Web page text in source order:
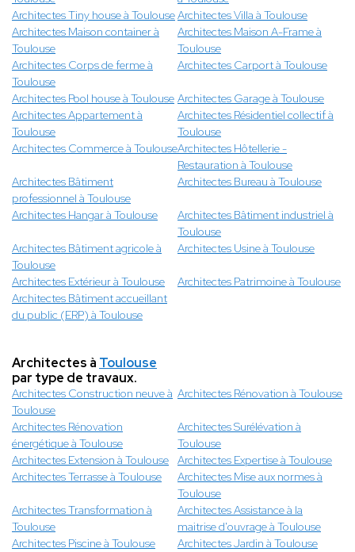
Architectes Tiny house à ToulouseArchitectes Villa à Toulouse
Architectes Maison container à
Toulouse
Architectes Maison A-Frame à
Toulouse
Architectes Corps de ferme à
Toulouse
Architectes Carport à Toulouse
Architectes Pool house à Toulouse Architectes Garage à Toulouse
Architectes Appartement à
Toulouse
Architectes Résidentiel collectif à
Toulouse
Architectes Commerce à ToulouseArchitectes Hôtellerie -
Restauration à Toulouse
Architectes Bâtiment
professionnel à Toulouse
Architectes Bureau à Toulouse
Architectes Hangar à Toulouse
Architectes Bâtiment industriel à
Toulouse
Architectes Bâtiment agricole à
Toulouse
Architectes Usine à Toulouse
Architectes Extérieur à Toulouse
Architectes Patrimoine à Toulouse
Architectes Bâtiment accueillant
du public (ERP) à Toulouse
Architectes à Toulouse
par type de travaux.
Architectes Construction neuve à
Toulouse
Architectes Rénovation à Toulouse
Architectes Rénovation
énergétique à Toulouse
Architectes Surélévation à
Toulouse
Architectes Extension à Toulouse
Architectes Expertise à Toulouse
Architectes Terrasse à Toulouse
Architectes Mise aux normes à
Toulouse
Architectes Transformation à
Toulouse
Architectes Assistance à la
maitrise d'ouvrage à Toulouse
Architectes Piscine à Toulouse
Architectes Jardin à Toulouse